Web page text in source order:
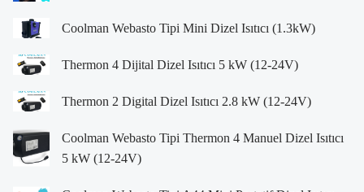
Coolman Webasto Tipi Mini Dizel Isıtıcı (1.3kW)
Thermon 4 Dijital Dizel Isıtıcı 5 kW (12-24V)
Thermon 2 Digital Dizel Isıtıcı 2.8 kW (12-24V)
Coolman Webasto Tipi Thermon 4 Manuel Dizel Isıtıcı
5 kW (12-24V)